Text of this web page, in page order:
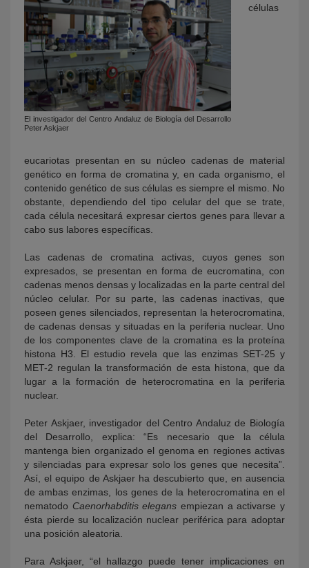
El investigador del Centro Andaluz de Biología del Desarrollo
Peter Askjaer
células
eucariotas presentan en su núcleo cadenas de material
genético en forma de cromatina y, en cada organismo, el
contenido genético de sus células es siempre el mismo. No
obstante, dependiendo del tipo celular del que se trate,
cada célula necesitará expresar ciertos genes para llevar a
cabo sus labores específicas.
Las cadenas de cromatina activas, cuyos genes son
expresados, se presentan en forma de eucromatina, con
cadenas menos densas y localizadas en la parte central del
núcleo celular. Por su parte, las cadenas inactivas, que
poseen genes silenciados, representan la heterocromatina,
de cadenas densas y situadas en la periferia nuclear. Uno
de los componentes clave de la cromatina es la proteína
histona H3. El estudio revela que las enzimas SET-25 y
MET-2 regulan la transformación de esta histona, que da
lugar a la formación de heterocromatina en la periferia
nuclear.
Peter Askjaer, investigador del Centro Andaluz de Biología
del Desarrollo, explica: “Es necesario que la célula
mantenga bien organizado el genoma en regiones activas
y silenciadas para expresar solo los genes que necesita”.
Así, el equipo de Askjaer ha descubierto que, en ausencia
de ambas enzimas, los genes de la heterocromatina en el
nematodo Caenorhabditis elegans empiezan a activarse y
ésta pierde su localización nuclear periférica para adoptar
una posición aleatoria.
Para Askjaer, “el hallazgo puede tener implicaciones en